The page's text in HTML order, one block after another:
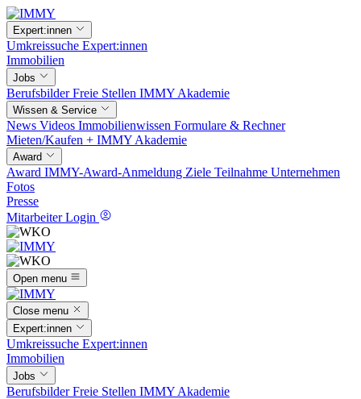
Expert:innen
Umkreissuche Expert:innen
Immobilien
Jobs
BerufsbilderFreie Stellen IMMY Akademie
Wissen & Service
News Videos Immobilienwissen Formulare & Rechner
Mieten/Kaufen + IMMY Akademie
Award
Award IMMY-Award-Anmeldung Ziele Teilnahme Unternehmen
Fotos
Presse
Mitarbeiter Login
Open menu
Close menu
Expert:innen
Umkreissuche Expert:innen
Immobilien
Jobs
BerufsbilderFreie Stellen IMMY Akademie